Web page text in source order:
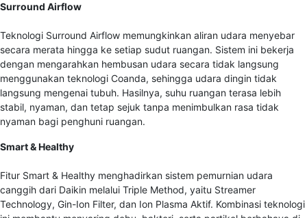
Surround Airflow
Teknologi Surround Airflow memungkinkan aliran udara menyebar
secara merata hingga ke setiap sudut ruangan. Sistem ini bekerja
dengan mengarahkan hembusan udara secara tidak langsung
menggunakan teknologi Coanda, sehingga udara dingin tidak
langsung mengenai tubuh. Hasilnya, suhu ruangan terasa lebih
stabil, nyaman, dan tetap sejuk tanpa menimbulkan rasa tidak
nyaman bagi penghuni ruangan.
Smart & Healthy
Fitur Smart & Healthy menghadirkan sistem pemurnian udara
canggih dari Daikin melalui Triple Method, yaitu Streamer
Technology, Gin-Ion Filter, dan Ion Plasma Aktif. Kombinasi teknologi